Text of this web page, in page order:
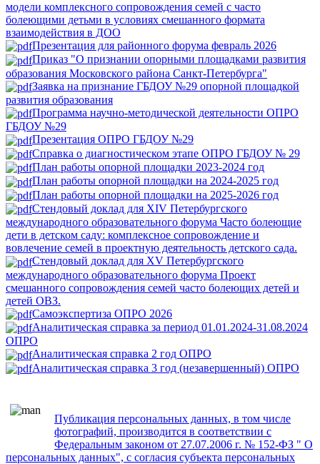
модели комплексного сопровождения семей с часто
болеющими детьми в условиях смешанного формата
взаимодействия в ДОО
Презентация для районного форума февраль 2026
Приказ "О признании опорными площадками развития
образования Московского района Санкт-Петербурга"
Заявка на признание ГБДОУ №29 опорной площадкой
развития образования
Программа научно-методической деятельности ОПРО
ГБДОУ №29
Презентация ОПРО ГБДОУ №29
Справка о диагностическом этапе ОПРО ГБДОУ № 29
План работы опорной площадки 2023-2024 год
План работы опорной площадки на 2024-2025 год
План работы опорной площадки на 2025-2026 год
Стендовый доклад для XIV Петербургского
международного образовательного форума Часто болеющие
дети в детском саду: комплексное сопровождение и
вовлечение семей в проектную деятельность детского сада.
Стендовый доклад для XV Петербургского
международного образовательного форума Проект
смешанного сопровождения семей часто болеющих детей и
детей ОВЗ.
Самоэкспертиза ОПРО 2026
Аналитическая справка за период 01.01.2024-31.08.2024
ОПРО
Аналитическая справка 2 год ОПРО
Аналитическая справка 3 год (незавершенный) ОПРО
Публикация персональных данных, в том числе
фотографий, производится в соответствии с
Федеральным законом от 27.07.2006 г. № 152-ФЗ " О
персональных данных", с согласия субъекта персональных